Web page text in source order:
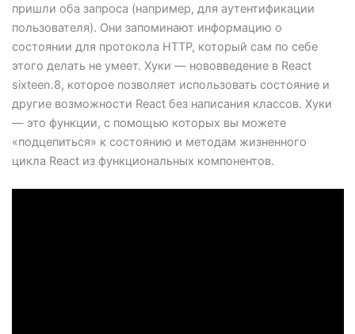
пришли оба запроса (например, для аутентификации
пользователя). Они запоминают информацию о
состоянии для протокола HTTP, который сам по себе
этого делать не умеет. Хуки — нововведение в React
sixteen.8, которое позволяет использовать состояние и
другие возможности React без написания классов. Хуки
— это функции, с помощью которых вы можете
«подцепиться» к состоянию и методам жизненного
цикла React из функциональных компонентов.